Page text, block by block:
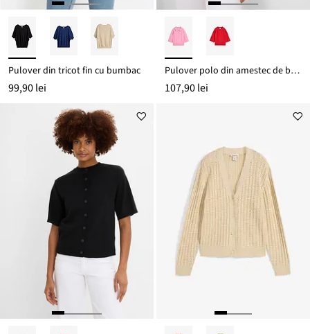
Pulover din tricot fin cu bumbac
99,90 lei
Pulover polo din amestec de bumbac
107,90 lei